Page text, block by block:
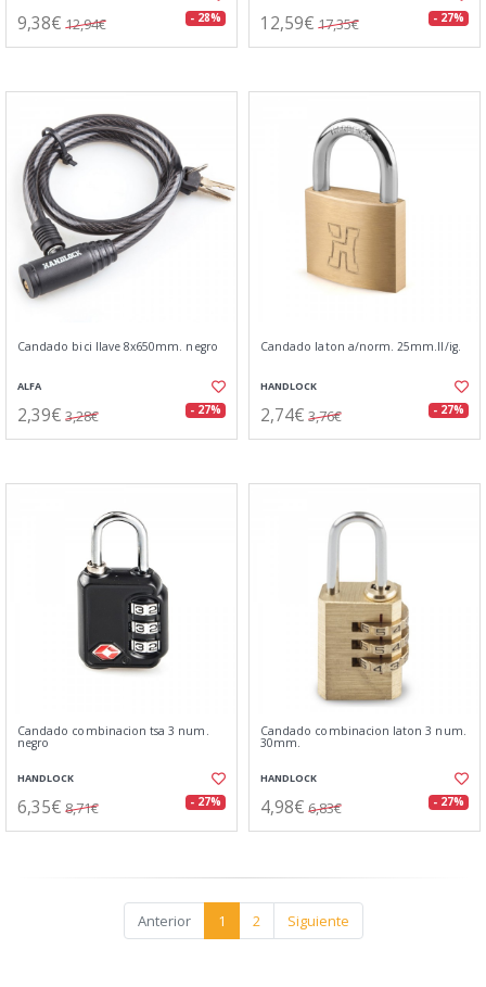
9,38€ 12,94€ - 28% 12,59€ 17,35€ - 27%
Candado bici llave 8x650mm. negro
ALFA
2,39€ 3,28€ - 27%
Candado laton a/norm. 25mm.ll/ig.
HANDLOCK
2,74€ 3,76€ - 27%
Candado combinacion tsa 3 num.
negro
HANDLOCK
6,35€ 8,71€ - 27%
Candado combinacion laton 3 num.
30mm.
HANDLOCK
4,98€ 6,83€ - 27%
Anterior 1 2 Siguiente